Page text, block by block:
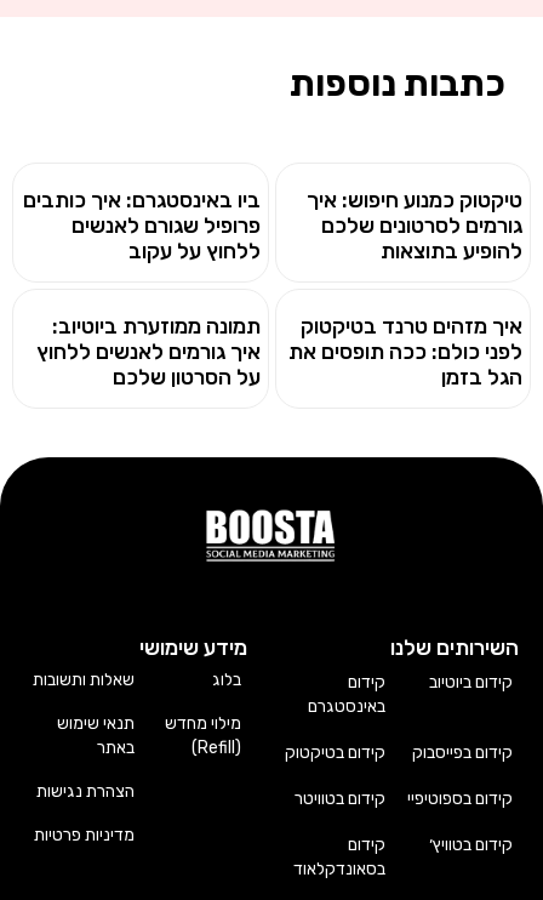
כתבות נוספות
טיקטוק כמנוע חיפוש: איך
גורמים לסרטונים שלכם
להופיע בתוצאות
ביו באינסטגרם: איך כותבים
פרופיל שגורם לאנשים
ללחוץ על עקוב
איך מזהים טרנד בטיקטוק
לפני כולם: ככה תופסים את
הגל בזמן
תמונה ממוזערת ביוטיוב:
איך גורמים לאנשים ללחוץ
על הסרטון שלכם
השירותים שלנו
קידום ביוטיוב
קידום
באינסטגרם
קידום בפייסבוק קידום בטיקטוק
קידום בספוטיפיי קידום בטוויטר
קידום בטוויץ׳
קידום
בסאונדקלאוד
מידע שימושי
בלוג
מילוי מחדש
(Refill)
שאלות ותשובות
תנאי שימוש
באתר
הצהרת נגישות
מדיניות פרטיות